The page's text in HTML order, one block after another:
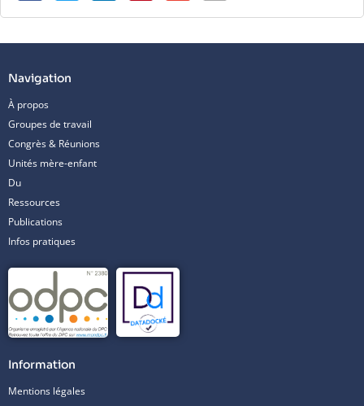
Navigation
À propos
Groupes de travail
Congrès & Réunions
Unités mère-enfant
Du
Ressources
Publications
Infos pratiques
Information
Mentions légales